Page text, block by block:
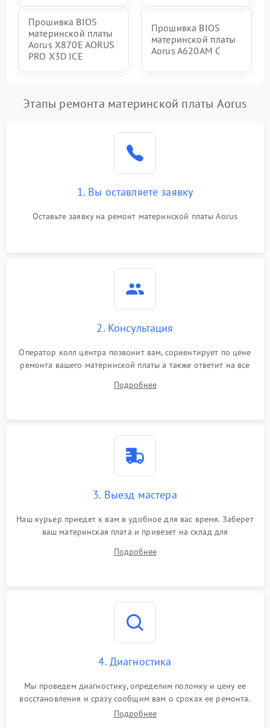
Прошивка BIOS
материнской платы
Aorus X870E AORUS
PRO X3D ICE
Прошивка BIOS
материнской платы
Aorus A620AM C
Этапы ремонта материнской платы Aorus
1. Вы оставляете заявку
Оставьте заявку на ремонт материнской платы Aorus
2. Консультация
Оператор колл центра позвонит вам, сориентирует по цене
ремонта вашего материнской платы а также ответит на все
Подробнее
3. Выезд мастера
Наш курьер приедет к вам в удобное для вас время. Заберет
ваш материнская плата и привезет на склад для
Подробнее
4. Диагностика
Мы проведем диагностику, определим поломку и цену ее
восстановления и сразу сообщим вам о сроках ее ремонта.
Подробнее